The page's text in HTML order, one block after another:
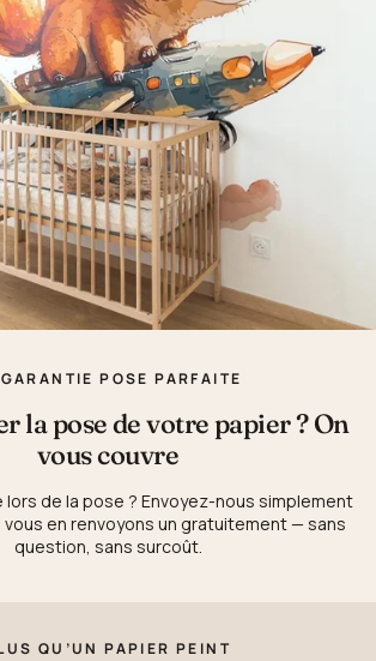
POSE PARFAITE
la pose de votre papier ? On
vous couvre
lors de la pose ? Envoyez-nous simplement
en renvoyons un gratuitement — sans
question, sans surcoût.
QU’UN PAPIER PEINT